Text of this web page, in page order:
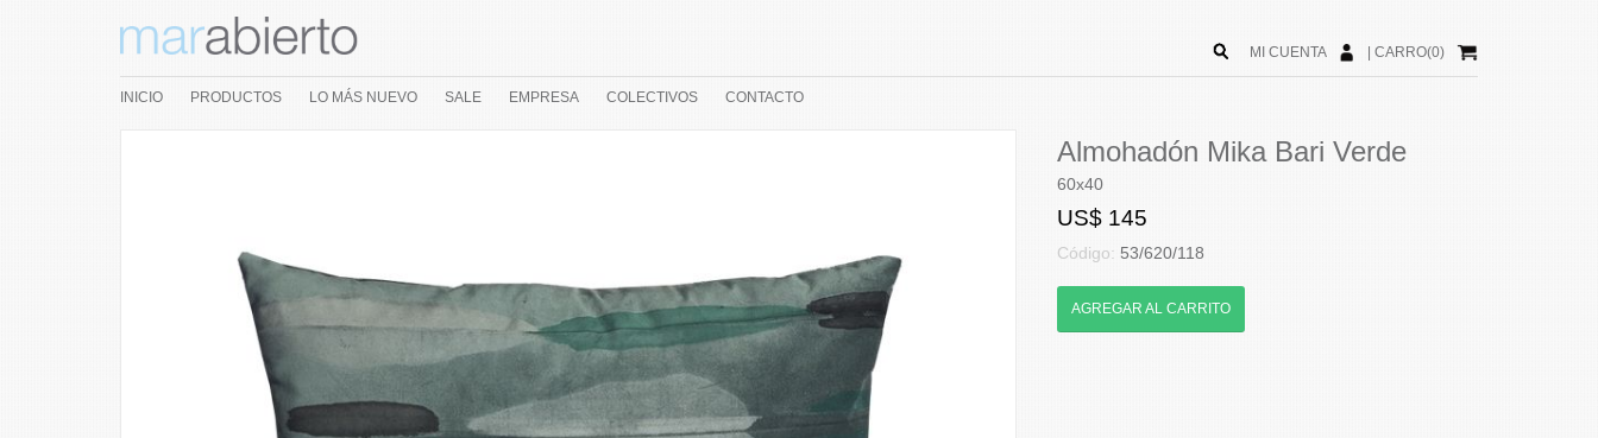
|CARRO(0)
MI CUENTA
INICIO PRODUCTOS LO MÁS NUEVO SALE EMPRESA COLECTIVOS CONTACTO
Almohadón Mika Bari Verde
60x40
US$ 145
Código: 53/620/118
AGREGAR AL CARRITO